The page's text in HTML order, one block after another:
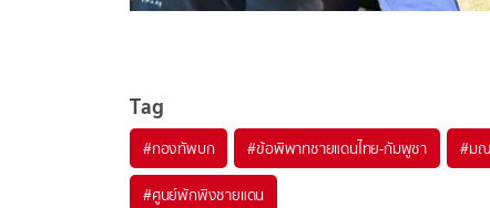
Tag
#กองทัพบก #ข้อพิพาทชายแดนไทย-กัมพูชา #มณ
#ศูนย์พักพิงชายแดน